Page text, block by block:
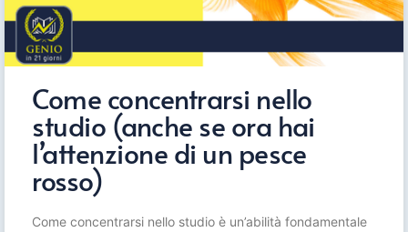
Come concentrarsi nello
studio (anche se ora hai
l’attenzione di un pesce
rosso)
Come concentrarsi nello studio è un’abilità fondamentale